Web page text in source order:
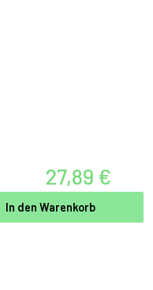
27,89 €
In den Warenkorb